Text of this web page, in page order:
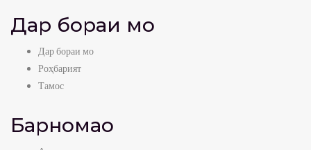
Дар бораи мо
Дар бораи мо
Роҳбарият
Тамос
Барномаҳо